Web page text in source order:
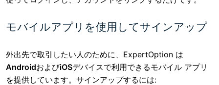
モバイルアプリを使用してサインアップ
外出先で取引したい人のために、ExpertOption は
AndroidおよびiOSデバイスで利用できるモバイル アプリ
を提供しています。サインアップするには: